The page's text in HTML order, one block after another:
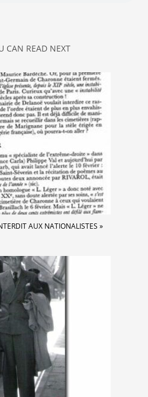
CAN READ NEXT
AUX NATIONALISTES »